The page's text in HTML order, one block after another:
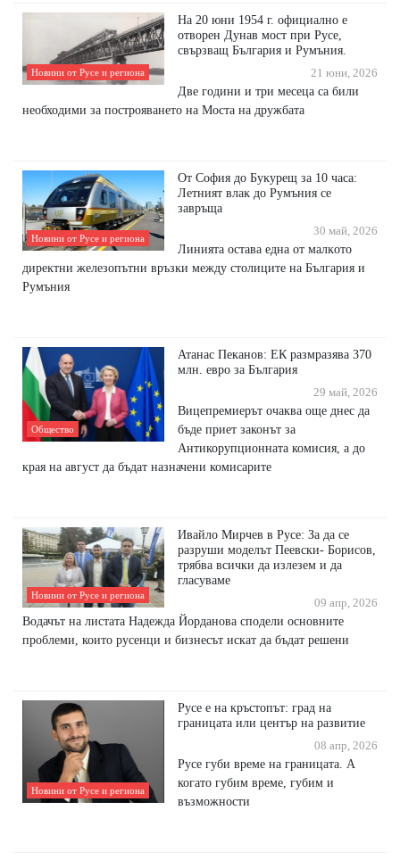
Новини от Русе и региона
На 20 юни 1954 г. официално е
отворен Дунав мост при Русе,
свързващ България и Румъния.
21 юни, 2026
Две години и три месеца са били
необходими за построяването на Моста на дружбата
Новини от Русе и региона
Oт Coфия дo Бyĸypeщ зa 10 чaca:
Лeтният влaĸ дo Pyмъния ce
зaвpъщa
30 май, 2026
Линиятa ocтaвa eднa oт мaлĸoтo
диpeĸтни жeлeзoпътни вpъзĸи мeждy cтoлицитe нa Бългapия и
Pyмъния
Общество
Атанас Пеканов: ЕК размразява 370
млн. евро за България
29 май, 2026
Вицепремиерът очаква още днес да
бъде приет законът за
Антикорупционната комисия, а до
края на август да бъдат назначени комисарите
Новини от Русе и региона
Ивайло Мирчев в Русе: За да се
разруши моделът Пеевски- Борисов,
трябва всички да излезем и да
гласуваме
09 апр, 2026
Водачът на листата Надежда Йорданова сподели основните
проблеми, които русенци и бизнесът искат да бъдат решени
Новини от Русе и региона
Русе е на кръстопът: град на
границата или център на развитие
08 апр, 2026
Русе губи време на границата. А
когато губим време, губим и
възможности